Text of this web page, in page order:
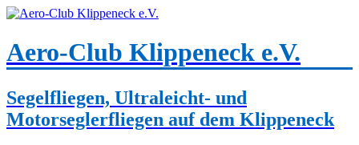
Aero-Club Klippeneck e.V.
Segelfliegen, Ultraleicht- und
Motorseglerfliegen auf dem Klippeneck